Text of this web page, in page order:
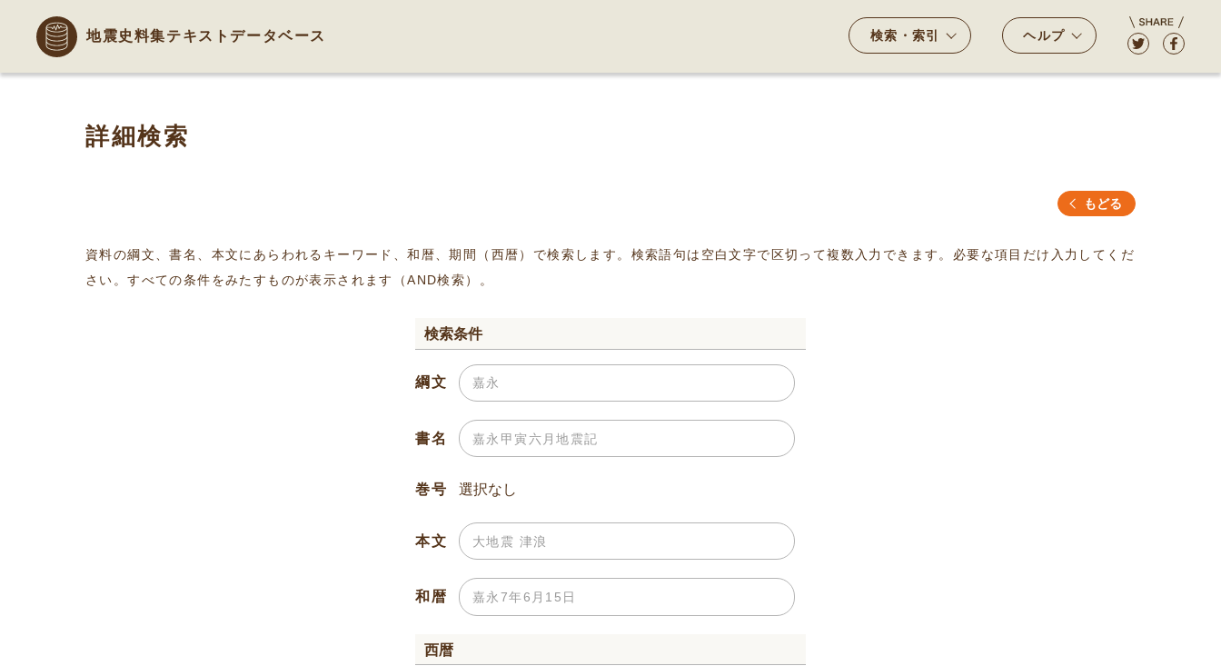
地震史料集テキストデータベース 検索・索引 ヘルプ
詳細検索
もどる
資料の綱文、書名、本文にあらわれるキーワード、和暦、期間（西暦）で検索します。検索語句は空白文字で区切って複数入力できます。必要な項目だけ入力してくだ
さい。すべての条件をみたすものが表示されます（AND検索）。
検索条件
綱文
書名
巻号
本文
和暦
西暦